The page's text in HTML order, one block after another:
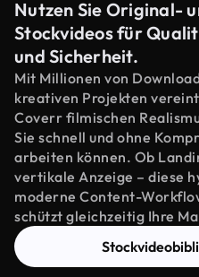
Nutzen Sie Original-
Stockvideos für
und Sicherheit.
Mit Millionen von
kreativen Projekten
Coverr filmischen
Sie schnell und ohne
arbeiten können. Ob
vertikale Anzeige – diese
moderne Content-
schützt gleichzeitig Ihre